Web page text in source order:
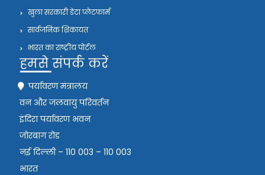
खुला सरकारी डेटा प्लेटफार्म
सार्वजनिक शिकायत
भारत का राष्ट्रीय पोर्टल
हमसे संपर्क करें
पर्यावरण मंत्रालय
वन और जलवायु परिवर्तन
इंदिरा पर्यावरण भवन
जोरबाग रोड
नई दिल्ली – 110 003 – 110 003
भारत